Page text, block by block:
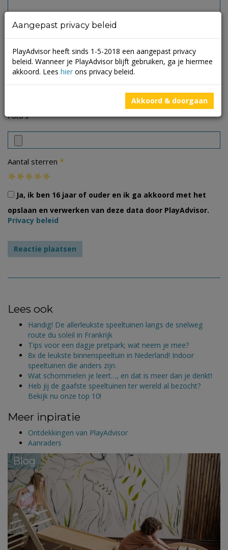
Foto's
Aantal sterren *
Ja, ik ben 16 jaar of ouder en ik ga akkoord met het
opslaan en verwerken van deze data door PlayAdvisor.
Privacy beleid
Lees ook
Handig! De allerleukste speeltuinen langs de snelweg
route du soleil in Frankrijk
Tips voor een dagje pretpark; wat neem je mee?
8x de leukste binnenspeeltuin in Nederland! Indoor
speeltuinen die anders zijn.
Wat schommelen je leert…, en dat is meer dan je denkt!
Heb jij de gaafste speeltuinen ter wereld al bezocht?
Bekijk nu onze top 10!
Meer inpiratie
Ontdekkingen van PlayAdvisor
Aanraders
Blog
Aangepast privacy beleid
PlayAdvisor heeft sinds 1-5-2018 een aangepast privacy
beleid. Wanneer je PlayAdvisor blijft gebruiken, ga je hiermee
akkoord. Lees hier ons privacy beleid.
Akkoord & doorgaan